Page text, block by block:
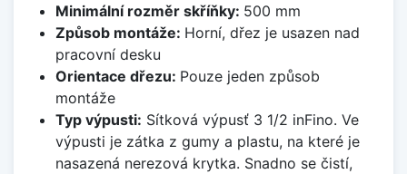
Minimální rozměr skříňky: 500 mm
Způsob montáže: Horní, dřez je usazen nad
pracovní desku
Orientace dřezu: Pouze jeden způsob
montáže
Typ výpusti: Sítková výpusť 3 1/2 inFino. Ve
výpusti je zátka z gumy a plastu, na které je
nasazená nerezová krytka. Snadno se čistí,